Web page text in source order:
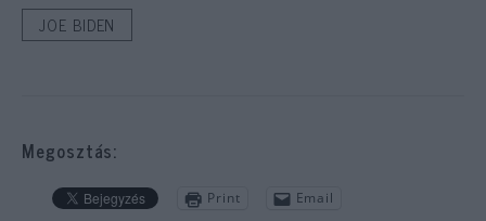
JOE BIDEN
Megosztás:
Print Email